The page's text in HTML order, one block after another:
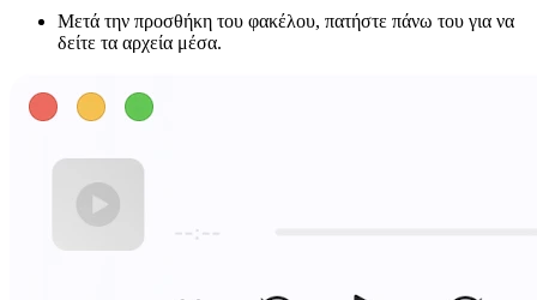
Μετά την προσθήκη του φακέλου, πατήστε πάνω του για να
δείτε τα αρχεία μέσα.